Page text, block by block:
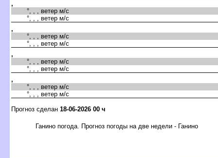
,
°, , , ветер м/с
°, , , ветер м/с
,
°, , , ветер м/с
°, , , ветер м/с
,
°, , , ветер м/с
°, , , ветер м/с
,
°, , , ветер м/с
°, , , ветер м/с
Прогноз сделан 18-06-2026 00 ч
Ганино погода. Прогноз погоды на две недели - Ганино